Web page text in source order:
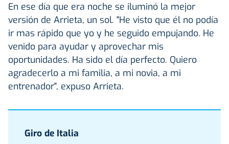
En ese día que era noche se iluminó la mejor
versión de Arrieta, un sol. "He visto que él no podía
ir mas rápido que yo y he seguido empujando. He
venido para ayudar y aprovechar mis
oportunidades. Ha sido el día perfecto. Quiero
agradecerlo a mi familia, a mi novia, a mi
entrenador", expuso Arrieta.
Giro de Italia